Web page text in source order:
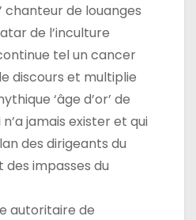
chanteur de louanges
de l’inculture
tel un cancer
discours et multiplie
‘âge d’or’ de
jamais exister et qui
des dirigeants du
des impasses du
autoritaire de